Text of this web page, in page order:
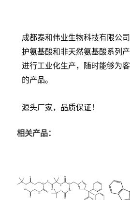
成都泰和伟业生物科技有限公
护氨基酸和非天然氨基酸系列
进行工业化生产，随时能够为
的产品。
源头厂家，品质保证！
相关产品：